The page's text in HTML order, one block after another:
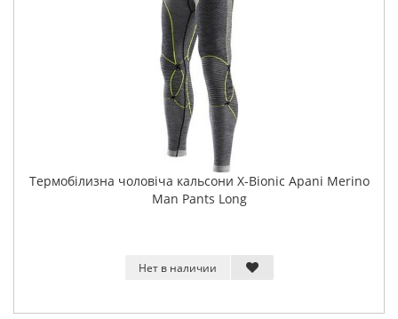
Термобілизна чоловіча кальсони X-Bionic Apani Merino
Man Pants Long
Нет в наличии